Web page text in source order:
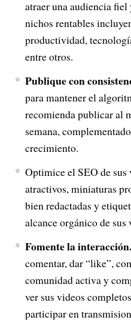
atraer una audiencia
nichos rentables
productividad,
entre otros.
Publique con
para mantener el
recomienda publicar al
semana,
crecimiento.
Optimice el SEO de
atractivos, miniaturas
bien redactadas y
alcance orgánico de sus
Fomente la interacción.
comentar, dar “like”,
comunidad activa y
ver sus videos
participar en